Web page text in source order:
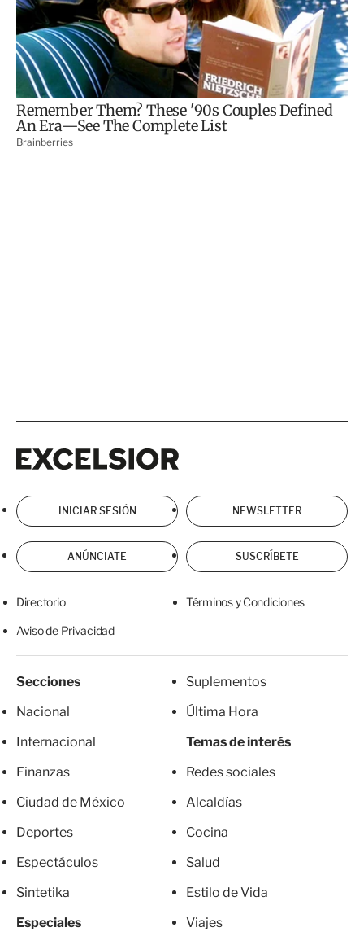
INICIAR SESIÓN NEWSLETTER
ANÚNCIATE SUSCRÍBETE
Directorio Términos y Condiciones
Aviso de Privacidad
Secciones
Nacional
Internacional
Finanzas
Ciudad de México
Deportes
Espectáculos
Sintetika
Especiales
Suplementos
Última Hora
Temas de interés
Redes sociales
Alcaldías
Cocina
Salud
Estilo de Vida
Viajes